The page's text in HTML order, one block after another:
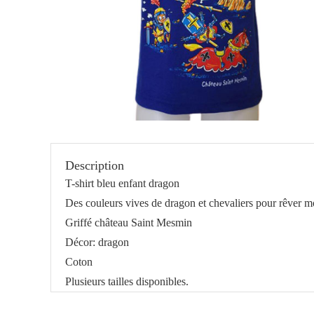
Description
T-shirt bleu enfant dragon
Des couleurs vives de dragon et chevaliers pour rêver
Griffé château Saint Mesmin
Décor: dragon
Coton
Plusieurs tailles disponibles.